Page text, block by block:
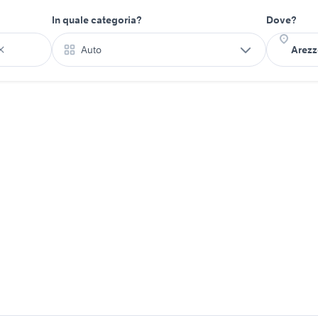
In quale categoria?
Auto
Dove?